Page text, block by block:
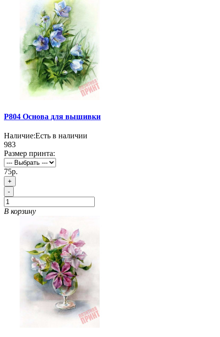
P804 Основа для вышивки
Наличие:Есть в наличии
983
Размер принта:
75р.
+
-
В корзину